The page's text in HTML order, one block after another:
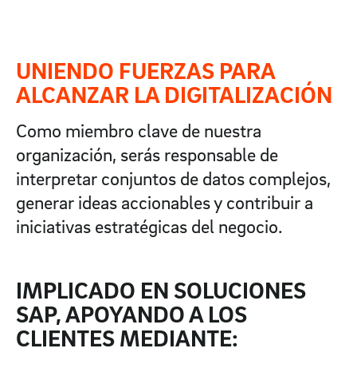
UNIENDO FUERZAS PARA
ALCANZAR LA DIGITALIZACIÓN
Como miembro clave de nuestra
organización, serás responsable de
interpretar conjuntos de datos complejos,
generar ideas accionables y contribuir a
iniciativas estratégicas del negocio.
IMPLICADO EN SOLUCIONES
SAP, APOYANDO A LOS
CLIENTES MEDIANTE: